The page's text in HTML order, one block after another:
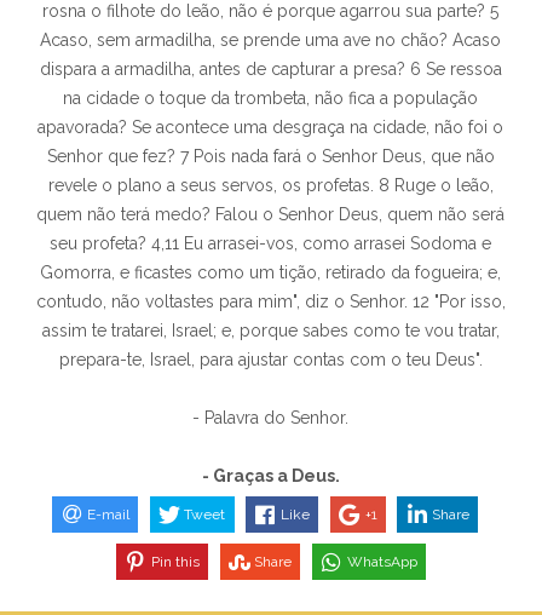
rosna o filhote do leão, não é porque agarrou sua parte? 5
Acaso, sem armadilha, se prende uma ave no chão? Acaso
dispara a armadilha, antes de capturar a presa? 6 Se ressoa
na cidade o toque da trombeta, não fica a população
apavorada? Se acontece uma desgraça na cidade, não foi o
Senhor que fez? 7 Pois nada fará o Senhor Deus, que não
revele o plano a seus servos, os profetas. 8 Ruge o leão,
quem não terá medo? Falou o Senhor Deus, quem não será
seu profeta? 4,11 Eu arrasei-vos, como arrasei Sodoma e
Gomorra, e ficastes como um tição, retirado da fogueira; e,
contudo, não voltastes para mim", diz o Senhor. 12 "Por isso,
assim te tratarei, Israel; e, porque sabes como te vou tratar,
prepara-te, Israel, para ajustar contas com o teu Deus".
- Palavra do Senhor.
- Graças a Deus.
E-mail Tweet Like +1 Share
Pin this Share WhatsApp